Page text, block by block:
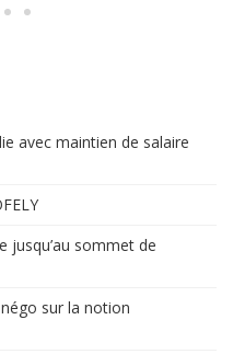
avec maintien de salaire
jusqu’au sommet de
sur la notion